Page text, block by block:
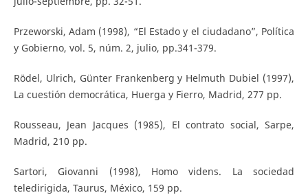
Przeworski, Adam (1998), “El Estado y el ciudadano”, Política
y Gobierno, vol. 5, núm. 2, julio, pp.341-379.
Rödel, Ulrich, Günter Frankenberg y Helmuth Dubiel (1997),
La cuestión democrática, Huerga y Fierro, Madrid, 277 pp.
Rousseau, Jean Jacques (1985), El contrato social, Sarpe,
Madrid, 210 pp.
Sartori, Giovanni (1998), Homo videns. La sociedad
teledirigida, Taurus, México, 159 pp.